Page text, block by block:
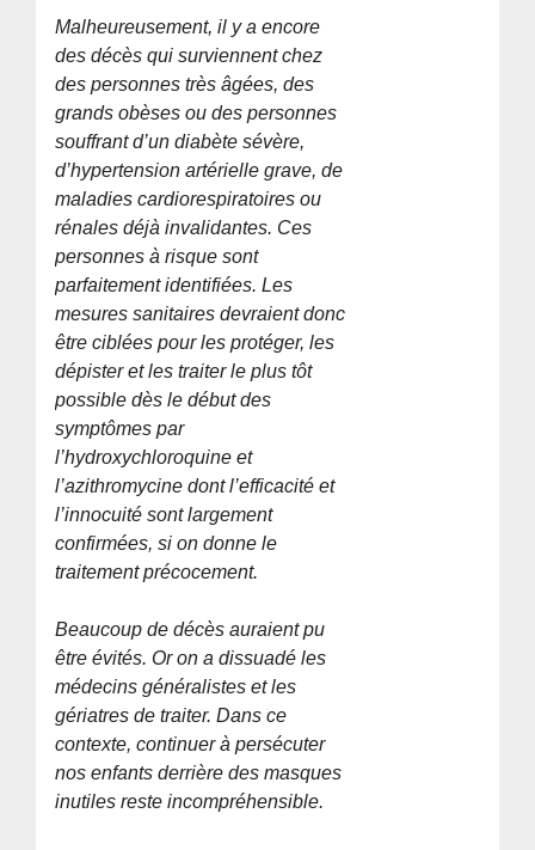
Malheureusement, il y a encore
des décès qui surviennent chez
des personnes très âgées, des
grands obèses ou des personnes
souffrant d’un diabète sévère,
d’hypertension artérielle grave, de
maladies cardiorespiratoires ou
rénales déjà invalidantes. Ces
personnes à risque sont
parfaitement identifiées. Les
mesures sanitaires devraient donc
être ciblées pour les protéger, les
dépister et les traiter le plus tôt
possible dès le début des
symptômes par
l’hydroxychloroquine et
l’azithromycine dont l’efficacité et
l’innocuité sont largement
confirmées, si on donne le
traitement précocement.
Beaucoup de décès auraient pu
être évités. Or on a dissuadé les
médecins généralistes et les
gériatres de traiter. Dans ce
contexte, continuer à persécuter
nos enfants derrière des masques
inutiles reste incompréhensible.